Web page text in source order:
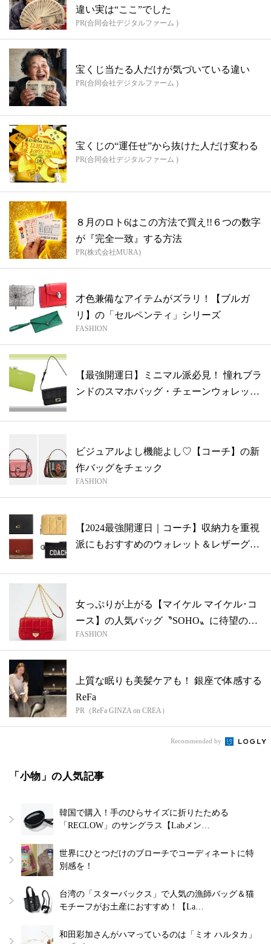
違い実は“ここ”でした
PR(合同会社デジタルファーム )
宝くじ当たる人だけが気づいている違い
PR(合同会社デジタルファーム )
宝くじの“運任せ”から抜けた人だけ変わる
PR(合同会社デジタルファーム )
８月のロト6はこの方法で買え!!６つの数字
が『完全一致』する方法
PR(株式会社MURA)
才色兼備なアイテムがズラリ！【ブルガ
リ】の「セルペンティ」シリーズ
FASHION
【最強開運日】ミニマル派必見！ 憧れブラ
ンドのスマホバッグ・チェーンウォレッ
ビジュアルよし機能よし♡【コーチ】の新
作バッグをチェック
FASHION
【2024最強開運日｜コーチ】収納力を重視
派にもおすすめのウォレット＆レザーグ
女っぷりが上がる【マイケル マイケル･コ
ース】の人気バッグ〝SOHO〟に待望の
新...
FASHION
上質な眠りも美髪ケアも！ 銀座で体感する
ReFa
PR（ReFa GINZA on CREA）
Recommended by
「小物」の人気記事
韓国で購入！手のひらサイズに折りたためる
「RECLOW」のサングラス【Labメン…
世界にひとつだけのブローチでコーディネートに特
別感を！
台湾の「スターバックス」で人気の漁師バッグ＆猫
モチーフがお土産におすすめ！【La…
和田彩加さんがハマっているのは「ミオ ハルタカ」